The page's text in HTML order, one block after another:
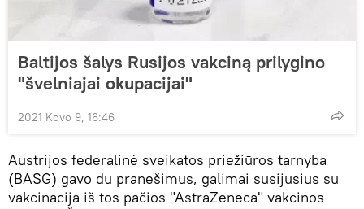
Baltijos šalys Rusijos vakciną prilygino
"švelniajai okupacijai"
2021 Kovo 9, 16:46
Austrijos federalinė sveikatos priežiūros tarnyba
(BASG) gavo du pranešimus, galimai susijusius su
vakcinacija iš tos pačios "AstraZeneca" vakcinos